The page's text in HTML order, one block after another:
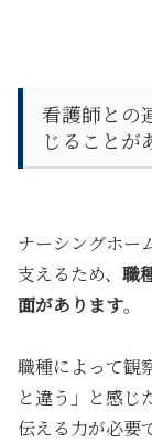
看護師との
じることが
ナーシングホー
支えるため、 職
面があります。
職種によって観
と違う」と感じ
伝える力が必要